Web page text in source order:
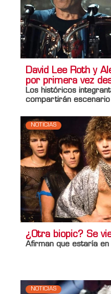
David Lee Roth y
por primera vez
Los históricos
compartirán
NOTICIAS
¿Otra biopic? Se
Afirman que estaría
NOTICIAS